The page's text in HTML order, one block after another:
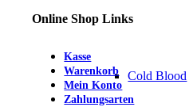
Cold Blood
Online Shop Links
Kasse
Warenkorb
Mein Konto
Zahlungsarten